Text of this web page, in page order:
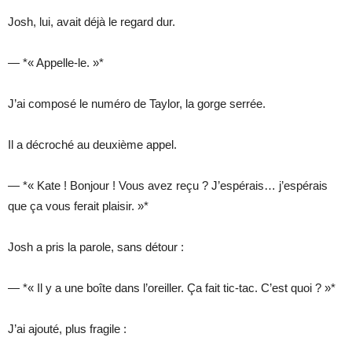
Josh, lui, avait déjà le regard dur.
— *« Appelle-le. »*
J’ai composé le numéro de Taylor, la gorge serrée.
Il a décroché au deuxième appel.
— *« Kate ! Bonjour ! Vous avez reçu ? J’espérais… j’espérais
que ça vous ferait plaisir. »*
Josh a pris la parole, sans détour :
— *« Il y a une boîte dans l’oreiller. Ça fait tic-tac. C’est quoi ? »*
J’ai ajouté, plus fragile :